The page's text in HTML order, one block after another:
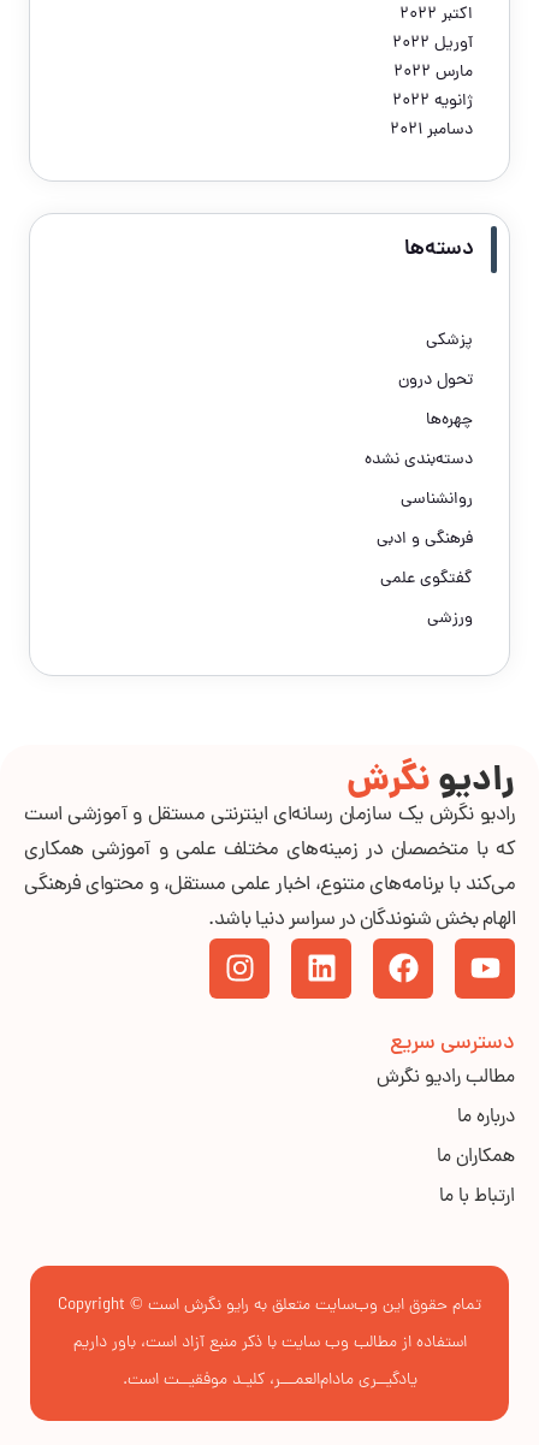
اکتبر 2022
آوریل 2022
مارس 2022
ژانویه 2022
دسامبر 2021
دسته‌ها
پزشکی
تحول درون
چهره‌ها
دسته‌بندی نشده
روانشناسی
فرهنگی و ادبی
گفتگوی علمی
ورزشی
رادیونگرش
رادیو نگرش یک سازمان رسانه‌ای اینترنتی مستقل و آموزشی است
که با متخصصان در زمینه‌های مختلف علمی و آموزشی همکاری
می‌کند با برنامه‌های متنوع، اخبار علمی مستقل، و محتوای فرهنگی
الهام بخش شنوندگان در سراسر دنیا باشد.
دسترسی سریع
مطالب رادیو نگرش
درباره ما
همکاران ما
ارتباط با ما
تمام حقوق این وب‌سایت متعلق به رایو نگرش است © Copyright
استفاده از مطالب وب سایت با ذکر منبع آزاد است، باور داریم
یادگیــری مادام‌العمـــر، کلیـد موفقیــت است.